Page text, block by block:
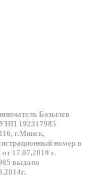
Базылев
192317985
г.Минск,
номер в
17.07.2019 г.
выдано